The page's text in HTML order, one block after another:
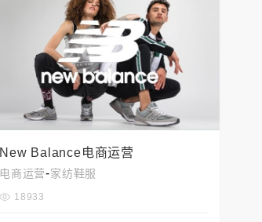
New Balance电商运营
电商运营-家纺鞋服
18933